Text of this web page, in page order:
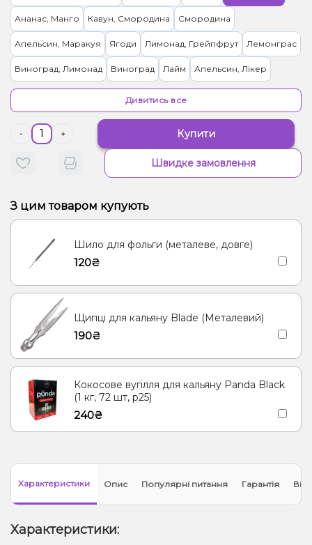
Ананас, Манго Кавун, Смородина Смородина
Апельсин, Маракуя Ягоди Лимонад, Грейпфрут Лемонграс
Виноград, Лимонад Виноград Лайм Апельсин, Лікер
Ялинка Вівсянка/Пластівці
Жуйка (фруктова)
Малина Банан, Желе Цукерки, Мультифрукт
Енергетик Яблуко Кокос, Молоко Морозиво, Ягоди
Лід/Холодок Кориця Груша/Дюшес Полуниця, Молоко
Згущене молоко
Лимонад, Ягоди
Дивитись все
- + Купити
Швидке замовлення
З цим товаром купують
Шило для фольги (металеве, довге)
120₴
Щипці для кальяну Blade (Металевий)
190₴
Кокосове вугілля для кальяну Panda Black
(1 кг, 72 шт, р25)
240₴
Характеристики Опис Популярні питання Гарантія
Характеристики: